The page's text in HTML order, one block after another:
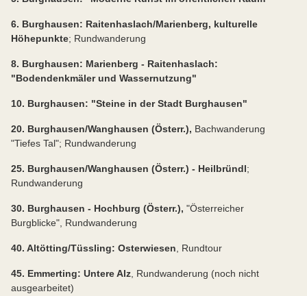
6. Burghausen: Raitenhaslach/Marienberg, kulturelle
Höhepunkte; Rundwanderung
8. Burghausen: Marienberg - Raitenhaslach:
"Bodendenkmäler und Wassernutzung"
10. Burghausen: "Steine in der Stadt Burghausen"
20. Burghausen/Wanghausen (Österr.), Bachwanderung
"Tiefes Tal"; Rundwanderung
25. Burghausen/Wanghausen (Österr.) - Heilbründl;
Rundwanderung
30. Burghausen - Hochburg (Österr.), "Österreicher
Burgblicke", Rundwanderung
40. Altötting/Tüssling: Osterwiesen , Rundtour
45. Emmerting: Untere Alz , Rundwanderung (noch nicht
ausgearbeitet)